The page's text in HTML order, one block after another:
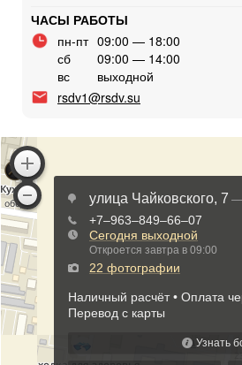
ЧАСЫ РАБОТЫ
пн-пт 09:00 — 18:00
сб
09:00 — 14:00
вс
выходной
rsdv1@rsdv.su